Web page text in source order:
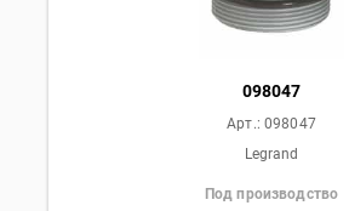
098047
Арт.: 098047
Legrand
Под производство